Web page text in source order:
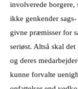
involverede borgere,
ikke genkender
givne præmisser for
seriøst. Altså skal
og deres
kunne forvalte